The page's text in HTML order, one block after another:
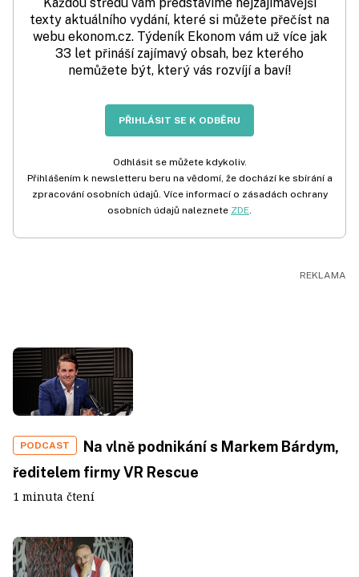
texty aktuálního vydání, které si můžete přečíst na
webu ekonom.cz. Týdeník Ekonom vám už více jak
33 let přináší zajímavý obsah, bez kterého
nemůžete být, který vás rozvíjí a baví!
PŘIHLÁSIT SE K ODBĚRU
Odhlásit se můžete kdykoliv.
Přihlášením k newsletteru beru na vědomí, že dochází ke sbírání a
zpracování osobních údajů. Více informací o zásadách ochrany
osobních údajů naleznete ZDE.
PODCAST
Na vlně podnikání s Markem Bárdym,
ředitelem firmy VR Rescue
1 minuta čtení